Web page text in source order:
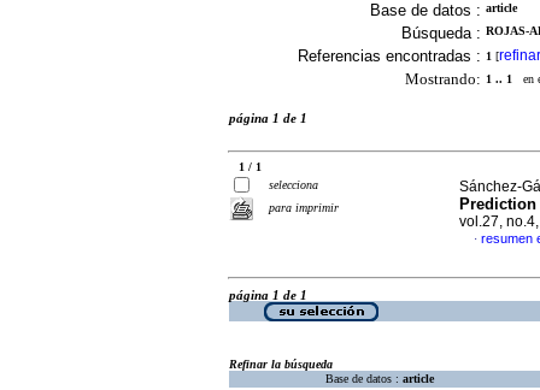
Base de datos : article
Búsqueda : ROJAS-
Referencias encontradas : 1 [refinar
Mostrando: 1 .. 1 en
página 1 de 1
1 / 1
selecciona
para imprimir
Sánchez-
vol.27,
· resumen
página 1 de 1
Refinar la búsqueda
Base de datos : article